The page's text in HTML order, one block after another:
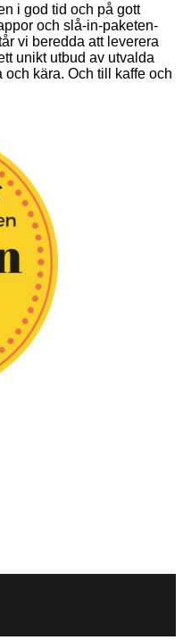
i god tid och på gott
och slå-in-paketen-
vi beredda att leverera
unikt utbud av utvalda
och kära. Och till kaffe och